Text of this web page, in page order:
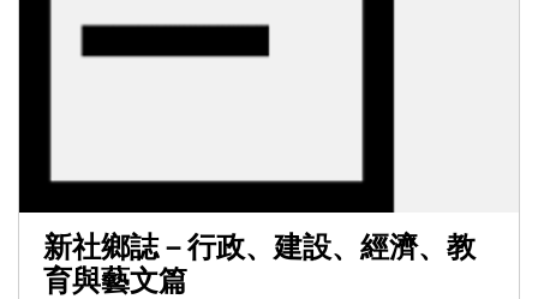
新社鄉誌－行政、建設、經濟、教
育與藝文篇